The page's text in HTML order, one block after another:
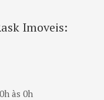
Imoveis:
0h às 0h